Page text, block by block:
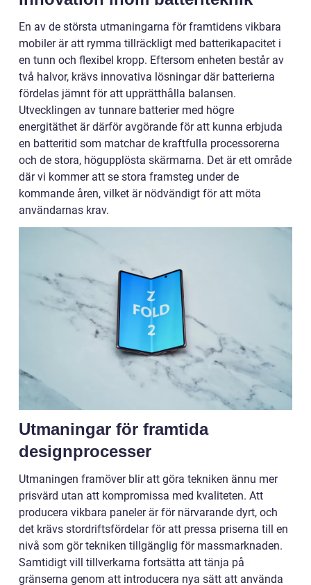
En av de största utmaningarna för framtidens vikbara
mobiler är att rymma tillräckligt med batterikapacitet i
en tunn och flexibel kropp. Eftersom enheten består av
två halvor, krävs innovativa lösningar där batterierna
fördelas jämnt för att upprätthålla balansen.
Utvecklingen av tunnare batterier med högre
energitäthet är därför avgörande för att kunna erbjuda
en batteritid som matchar de kraftfulla processorerna
och de stora, högupplösta skärmarna. Det är ett område
där vi kommer att se stora framsteg under de
kommande åren, vilket är nödvändigt för att möta
användarnas krav.
Utmaningar för framtida
designprocesser
Utmaningen framöver blir att göra tekniken ännu mer
prisvärd utan att kompromissa med kvaliteten. Att
producera vikbara paneler är för närvarande dyrt, och
det krävs stordriftsfördelar för att pressa priserna till en
nivå som gör tekniken tillgänglig för massmarknaden.
Samtidigt vill tillverkarna fortsätta att tänja på
gränserna genom att introducera nya sätt att använda